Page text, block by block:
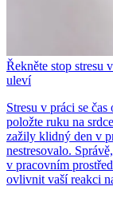
Řekněte stop stresu
uleví
Stresu v práci se
položte ruku na
zažily klidný den v
nestresovalo.
v pracovním
ovlivnit vaší reakci